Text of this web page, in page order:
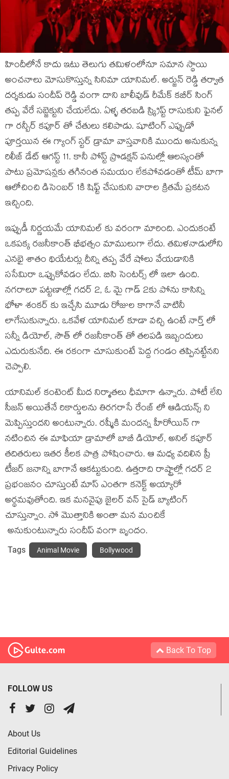
హిందీలోనే కాదు ఇటు తెలుగు తమిళంలోనూ సమాన స్థాయి
అంచనాలు మోసుకొస్తున్న సినిమా యానిమల్. అర్జున్ రెడ్డి తర్వాత
దర్శకుడు సందీప్ రెడ్డి వంగా దాని బాలీవుడ్ రీమేక్ కబీర్ సింగ్
తప్ప వేరే సబ్జెక్టుని చేయలేదు. ఏళ్ళ తరబడి స్క్రిప్ట్ రాసుకుని ఫైనల్
గా రన్బీర్ కపూర్ తో చేతులు కలిపాడు. షూటింగ్ ఎప్పుడో
పూర్తయిన ఈ గ్యాంగ్ స్టర్ డ్రామా వాస్తవానికి ముందు అనుకున్న
రిలీజ్ డేట్ ఆగస్ట్ 11. కానీ పోస్ట్ ప్రొడక్షన్ పనుల్లో ఆలస్యంతో
పాటు ప్రమోషన్లకు తగినంత సమయం లేకపోవడంతో టీమ్ బాగా
ఆలోచించి డిసెంబర్ 1కి షిఫ్ట్ చేసుకుని వారాల క్రితమే ప్రకటన
ఇచ్చింది.
ఇప్పుడీ నిర్ణయమే యానిమల్ కు వరంగా మారింది. ఎందుకంటే
ఒకపక్క రజనీకాంత్ భీభత్సం మాములుగా లేదు. తమిళనాడులోని
ఎనభై శాతం థియేటర్లు దీన్ని తప్ప వేరే షోలు వేయడానికి
ససేమిరా ఒప్పుకోవడం లేదు. బిసి సెంటర్స్ లో ఇలా ఉంది.
నగరాలూ పట్టణాల్లో గదర్ 2, ఓ మై గాడ్ 2కు పోను కాసిన్ని
భోళా శంకర్ కు ఇచ్చేసి మూడు రోజుల కాగానే వాటినీ
లాగేసుకున్నారు. ఒకవేళ యానిమల్ కూడా వచ్చి ఉంటే నార్త్ లో
సన్నీ డియోల్, సౌత్ లో రజనీకాంత్ తో తలపడి ఇబ్బందులు
ఎదురుకునేది. ఈ రకంగా చూసుకుంటే పెద్ద గండం తప్పినట్టేనని
చెప్పాలి.
యానిమల్ కంటెంట్ మీద నిర్మాతలు ధీమాగా ఉన్నారు. పోటీ లేని
సీజన్ అయితేనే రికార్డులను తిరగరాసే రేంజ్ లో ఆడియన్స్ ని
మెప్పిస్తుందని అంటున్నారు. రష్మీకి మందన్న హీరోయిన్ గా
నటించిన ఈ మాఫియా డ్రామాలో బాబీ డియోల్, అనిల్ కపూర్
తదితరులు ఇతర కీలక పాత్ర పోషించారు. ఆ మధ్య వదిలిన ప్రీ
టీజర్ జనాన్ని బాగానే ఆకట్టుకుంది. ఉత్తరాది రాష్ట్రాల్లో గదర్ 2
ప్రభంజనం చూస్తుంటే మాస్ ఎంతగా కనెక్ట్ అయ్యారో
అర్థమవుతోంది. ఇక మనవైపు జైలర్ వన్ సైడ్ బ్యాటింగ్
చూస్తున్నాం. సో మొత్తానికి అంతా మన మంచికే
అనుకుంటున్నారు సందీప్ వంగా బృందం.
Tags Animal Movie Bollywood
Back To Top
FOLLOW US
About Us
Editorial Guidelines
Privacy Policy